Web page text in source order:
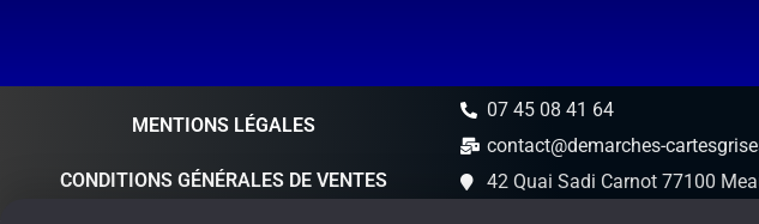
MENTIONS LÉGALES
CONDITIONS GÉNÉRALES DE VENTES
07 45 08 41 64
contact@demarches-
42 Quai Sadi Carnot 77100